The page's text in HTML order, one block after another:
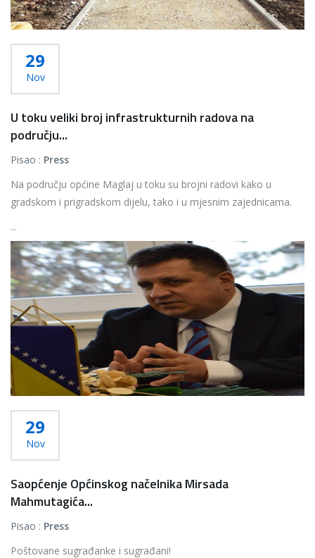
29
Nov
U toku veliki broj infrastrukturnih radova na
području...
Pisao : Press
Na području općine Maglaj u toku su brojni radovi kako u
gradskom i prigradskom dijelu, tako i u mjesnim zajednicama.
...
Više...
29
Nov
Saopćenje Općinskog načelnika Mirsada
Mahmutagića...
Pisao : Press
Poštovane sugrađanke i sugrađani!